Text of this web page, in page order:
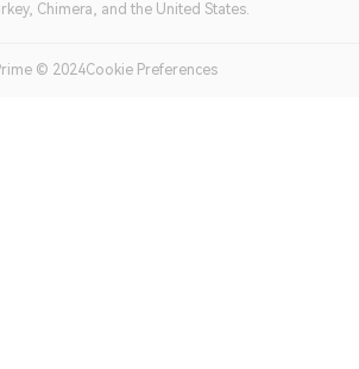
Chimera, and the United States.
© 2024Cookie Preferences